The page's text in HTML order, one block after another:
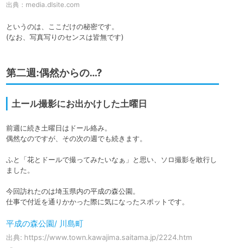
出典： media.dlsite.com
というのは、ここだけの秘密です。
(なお、写真写りのセンスは皆無です)
第二週:偶然からの…?
土ール撮影にお出かけした土曜日
前週に続き土曜日はドール絡み。
偶然なのですが、その次の週でも続きます。
ふと「花とドールで撮ってみたいなぁ」と思い、ソロ撮影を敢行し
ました。
今回訪れたのは埼玉県内の平成の森公園。
仕事で付近を通りかかった際に気になったスポットです。
平成の森公園/ 川島町
出典: https://www.town.kawajima.saitama.jp/2224.htm